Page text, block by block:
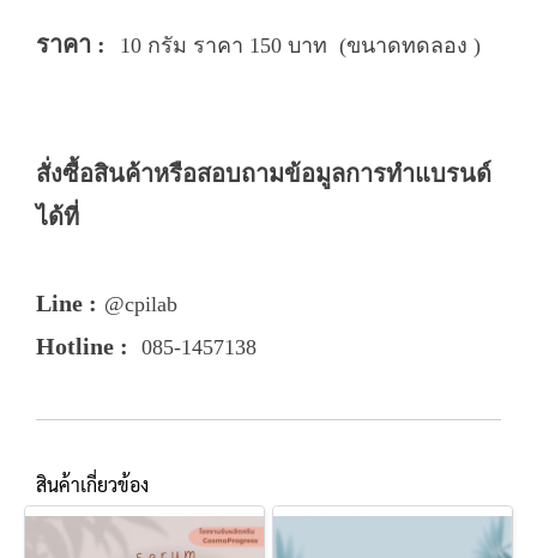
ราคา : 10 กรัม ราคา 150 บาท (ขนาดทดลอง )
สั่งซื้อสินค้าหรือสอบถามข้อมูลการทำแบรนด์
ได้ที่
Line : @cpilab
Hotline : 085-1457138
สินค้าเกี่ยวข้อง